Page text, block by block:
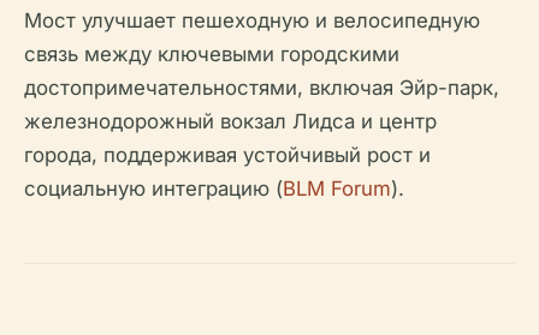
Мост улучшает пешеходную и велосипедную
связь между ключевыми городскими
достопримечательностями, включая Эйр-парк,
железнодорожный вокзал Лидса и центр
города, поддерживая устойчивый рост и
социальную интеграцию (BLM Forum).